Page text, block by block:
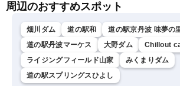
周辺のおすすめスポット
畑川ダム 道の駅和
道の駅京丹波 味夢の
道の駅丹波マーケス
大野ダム
Chillout
ライジングフィールド山家
みくまりダム
道の駅スプリングスひよし